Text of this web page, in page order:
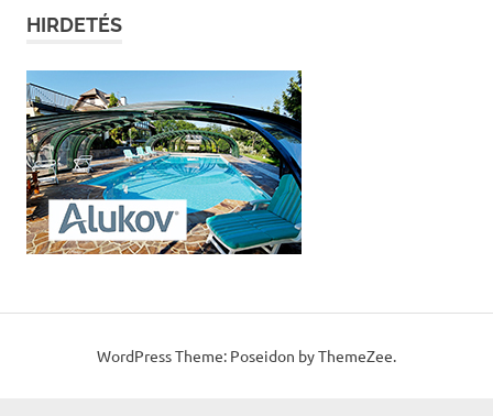
HIRDETÉS
WordPress Theme: Poseidon by ThemeZee.